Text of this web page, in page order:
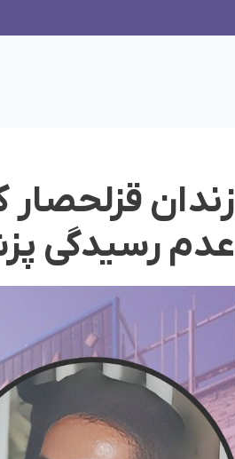
زندان
عدم رسیدگی